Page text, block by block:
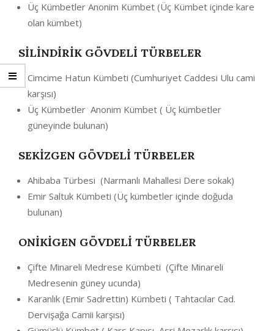
Üç Kümbetler Anonim Kümbet (Üç Kümbet içinde kare
olan kümbet)
SİLİNDİRİK GÖVDELİ TÜRBELER
Cimcime Hatun Kümbeti (Cumhuriyet Caddesi Ulu cami
karşısı)
Üç Kümbetler Anonim Kümbet ( Üç kümbetler
güneyinde bulunan)
SEKİZGEN GÖVDELİ TÜRBELER
Ahibaba Türbesi (Narmanlı Mahallesi Dere sokak)
Emir Saltuk Kümbeti (Üç kümbetler içinde doğuda
bulunan)
ONİKİGEN GÖVDELİ TÜRBELER
Çifte Minareli Medrese Kümbeti (Çifte Minareli
Medresenin güney ucunda)
Karanlık (Emir Sadrettin) Kümbeti ( Tahtacılar Cad.
Dervişağa Camii karşısı)